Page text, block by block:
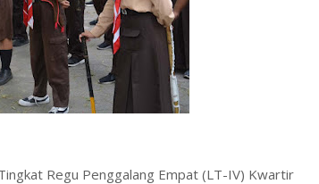
Regu Penggalang Empat (LT-IV) Kwartir